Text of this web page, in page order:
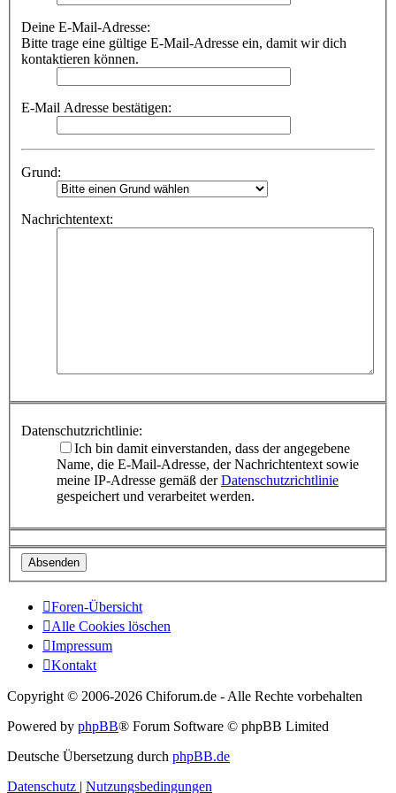
Deine E-Mail-Adresse:
Bitte trage eine gültige E-Mail-Adresse ein, damit wir dich
kontaktieren können.
E-Mail Adresse bestätigen:
Grund:
Nachrichtentext:
Datenschutzrichtlinie:
Ich bin damit einverstanden, dass der angegebene
Name, die E-Mail-Adresse, der Nachrichtentext sowie
meine IP-Adresse gemäß derDatenschutzrichtlinie
gespeichert und verarbeitet werden.
Foren-Übersicht
Alle Cookies löschen
Impressum
Kontakt
Copyright © 2006-2026 Chiforum.de - Alle Rechte vorbehalten
Powered by phpBB® Forum Software © phpBB Limited
Deutsche Übersetzung durch phpBB.de
Datenschutz
Nutzungsbedingungen